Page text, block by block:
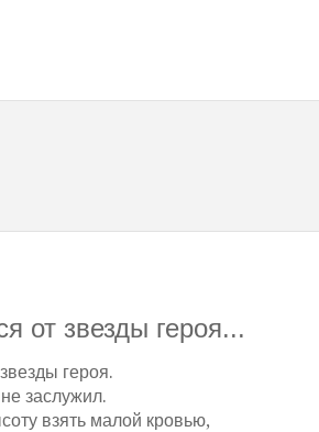
от звезды героя...
героя.
заслужил.
взять малой кровью,